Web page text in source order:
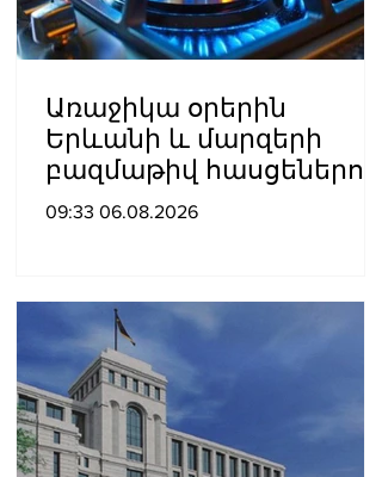
Առաջիկա օրերին
Երևանի և մարզերի
բազմաթիվ հասցեներում
գազանջատումներ են
09:33 06.08.2026